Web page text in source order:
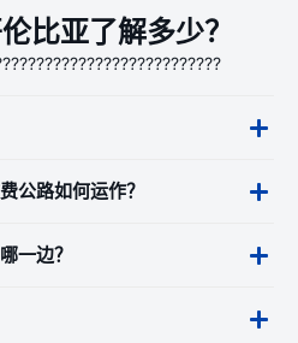
比亚了解多少？
公路如何运作？
一边？